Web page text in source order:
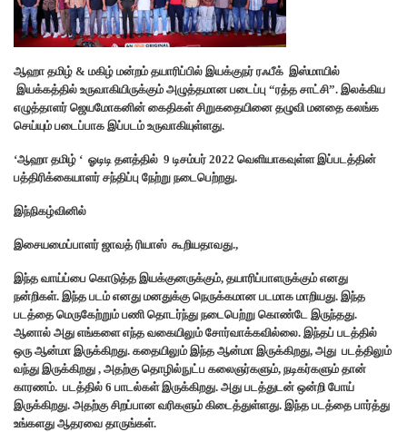
ஆஹா தமிழ் & மகிழ் மன்றம் தயாரிப்பில் இயக்குநர் ரஃபீக் இஸ்மாயில்
இயக்கத்தில் உருவாகியிருக்கும் அழுத்தமான படைப்பு “ரத்த சாட்சி”. இலக்கிய
எழுத்தாளர் ஜெயமோகனின் கைதிகள் சிறுகதையினை தழுவி மனதை கலங்க
செய்யும் படைப்பாக இப்படம் உருவாகியுள்ளது.
‘ஆஹா தமிழ் ‘ ஓடிடி தளத்தில் 9 டிசம்பர் 2022 வெளியாகவுள்ள இப்படத்தின்
பத்திரிக்கையாளர் சந்திப்பு நேற்று நடைபெற்றது.
இந்நிகழ்வினில்
இசையமைப்பாளர் ஜாவத் ரியாஸ் கூறியதாவது.,
இந்த வாய்ப்பை கொடுத்த இயக்குனருக்கும், தயாரிப்பாளருக்கும் எனது
நன்றிகள். இந்த படம் எனது மனதுக்கு நெருக்கமான படமாக மாறியது. இந்த
படத்தை மெருகேற்றும் பணி தொடர்ந்து நடைபெற்று கொண்டே இருந்தது.
ஆனால் அது எங்களை எந்த வகையிலும் சோர்வாக்கவில்லை. இந்தப் படத்தில்
ஒரு ஆன்மா இருக்கிறது. கதையிலும் இந்த ஆன்மா இருக்கிறது, அது படத்திலும்
வந்து இருக்கிறது , அதற்கு தொழில்நுட்ப கலைஞர்களும், நடிகர்களும் தான்
காரணம். படத்தில் 6 பாடல்கள் இருக்கிறது. அது படத்துடன் ஒன்றி போய்
இருக்கிறது. அதற்கு சிறப்பான வரிகளும் கிடைத்துள்ளது. இந்த படத்தை பார்த்து
உங்களது ஆதரவை தாருங்கள்.